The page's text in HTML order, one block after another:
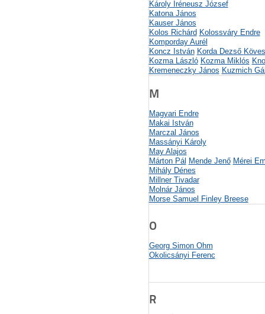
Károly Iréneusz József
Katona János
Kauser János
Kolos Richárd Kolossváry Endre
Komporday Aurél
Koncz István Korda Dezső
Kozma László Kozma Miklós
Kremeneczky János Kuzmich
M
Magyari Endre
Makai István
Marczal János
Massányi Károly
May Alajos
Márton Pál Mende Jenő Mérei
Mihály Dénes
Millner Tivadar
Molnár János
Morse Samuel Finley Breese
O
Georg Simon Ohm
Okolicsányi Ferenc
R